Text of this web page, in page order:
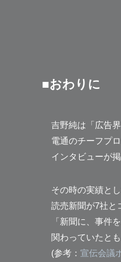
■おわりに
吉野純は「広告
電通のチーフプ
インタビューが
その時の実績と
読売新聞が7社と
「新聞に、事件
関わっていたと
(参考： 宣伝会議